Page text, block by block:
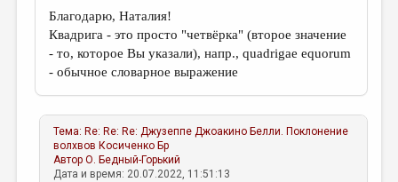
Благодарю, Наталия!
Квадрига - это просто "четвёрка" (второе значение
- то, которое Вы указали), напр., quadrigae equorum
- обычное словарное выражение
Тема: Re: Re: Re: Джузеппе Джоакино Белли. Поклонение
волхвов Косиченко Бр
АвторО. Бедный-Горький
Дата и время: 20.07.2022, 11:51:13